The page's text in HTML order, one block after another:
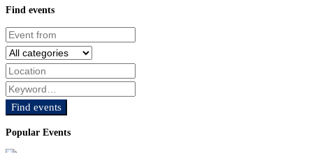
Find events
Find events
Popular Events